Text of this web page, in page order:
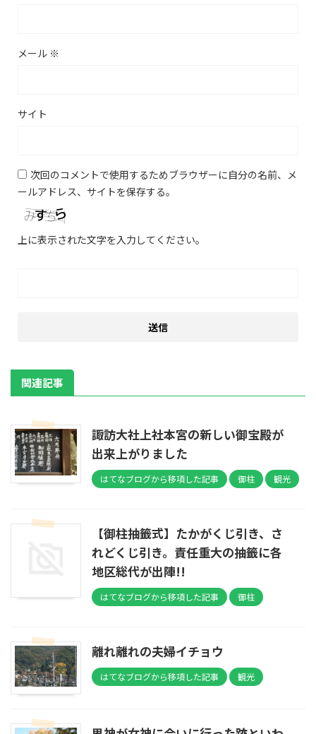
メール ※
サイト
次回のコメントで使用するためブラウザーに自分の名前、メ
ールアドレス、サイトを保存する。
上に表示された文字を入力してください。
関連記事
諏訪大社上社本宮の新しい御宝殿が
出来上がりました
はてなブログから移項した記事 御柱 観光
【御柱抽籤式】たかがくじ引き、さ
れどくじ引き。責任重大の抽籤に各
地区総代が出陣!!
はてなブログから移項した記事 御柱
離れ離れの夫婦イチョウ
はてなブログから移項した記事 観光